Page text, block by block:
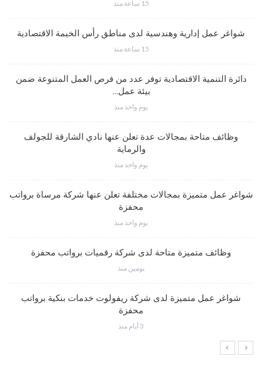
15 ساعة منذ
شواغر عمل إدارية وهندسية لدى مناطق رأس الخيمة الاقتصادية
15 ساعة منذ
دائرة التنمية الاقتصادية توفر عدد من فرص العمل المتنوعة ضمن
بيئة عمل…
يوم واحد منذ
وظائف متاحة بمجالات عدة تعلن عنها نادي الشارقة للجولف
والرماية
يوم واحد منذ
شواغر عمل متميزة بمجالات مختلفة تعلن عنها شركة مرساة برواتب
محفزة
يوم واحد منذ
وظائف متميزة متاحة لدى شركة رقميات برواتب محفزة
يومين منذ
شواغر عمل متميزة لدى شركة ريفولوت خدمات بنكية برواتب
محفزة
3 أيام منذ